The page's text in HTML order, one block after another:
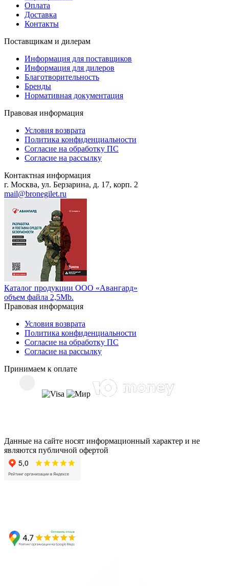
Оплата
Доставка
Контакты
Поставщикам и дилерам
Информация для поставщиков
Информация для дилеров
Благотворительность
Бренды
Нормативная документация
Правовая информация
Условия возврата
Политика конфиденциальности
Согласие на обработку ПС
Согласие на рассылку
Контактная информация
г. Москва, ул. Берзарина, д. 17, корп. 2
mail@bronegilet.ru
Каталог продукции ООО «Авангард»
объем файла 2,5Mb.
Правовая информация
Условия возврата
Политика конфиденциальности
Согласие на обработку ПС
Согласие на рассылку
Принимаем к оплате
Данные на сайте носят информационный характер и не
являются публичной офертой